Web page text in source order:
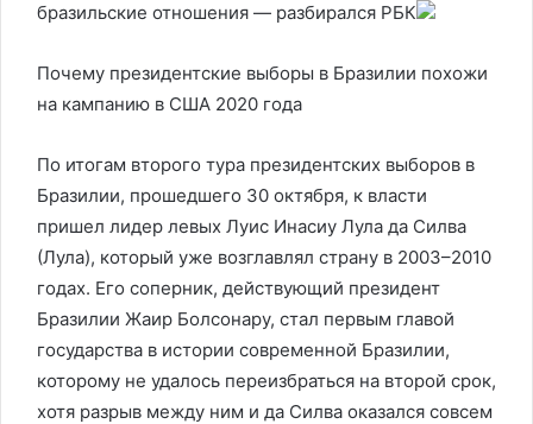
бразильские отношения — разбирался РБК
Почему президентские выборы в Бразилии похожи
на кампанию в США 2020 года
По итогам второго тура президентских выборов в
Бразилии, прошедшего 30 октября, к власти
пришел лидер левых Луис Инасиу Лула да Силва
(Лула), который уже возглавлял страну в 2003–2010
годах. Его соперник, действующий президент
Бразилии Жаир Болсонару, стал первым главой
государства в истории современной Бразилии,
которому не удалось переизбраться на второй срок,
хотя разрыв между ним и да Силва оказался совсем